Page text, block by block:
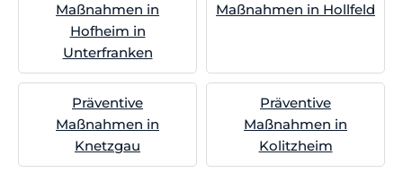
Maßnahmen in
Hofheim in
Unterfranken
Maßnahmen in Hollfeld
Präventive
Maßnahmen in
Knetzgau
Präventive
Maßnahmen in
Kolitzheim